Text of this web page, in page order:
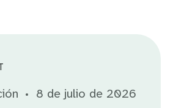
8 de julio de 2026